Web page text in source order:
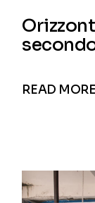
READ MORE